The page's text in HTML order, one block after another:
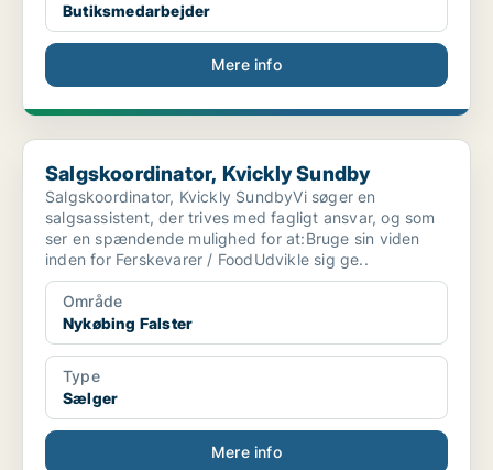
Butiksmedarbejder
Mere info
Salgskoordinator, Kvickly Sundby
Salgskoordinator, Kvickly Sundby
Salgskoordinator, Kvickly SundbyVi søger en
salgsassistent, der trives med fagligt ansvar, og som
ser en spændende mulighed for at:Bruge sin viden
inden for Ferskevarer / FoodUdvikle sig ge..
Område
Nykøbing Falster
Type
Sælger
Mere info